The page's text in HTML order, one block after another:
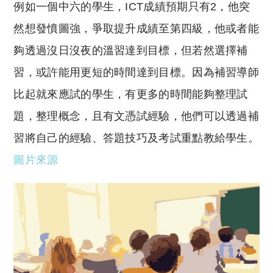
例如一個中六的學生，ICT成績預期只有2，他突
然想發憤圖強，爭取提升成績至第四級，他或者能
夠透過沒日沒夜的溫習達到目標，但若然選擇補
習，或許能用更短的時間達到目標。因為補習導師
比起就來應試的學生，有更多的時間能夠整理試
題，整理概念，且有文憑試經驗，他們可以透過補
習將自己的經驗、答題技巧及考試重點教給學生。
圖片來源